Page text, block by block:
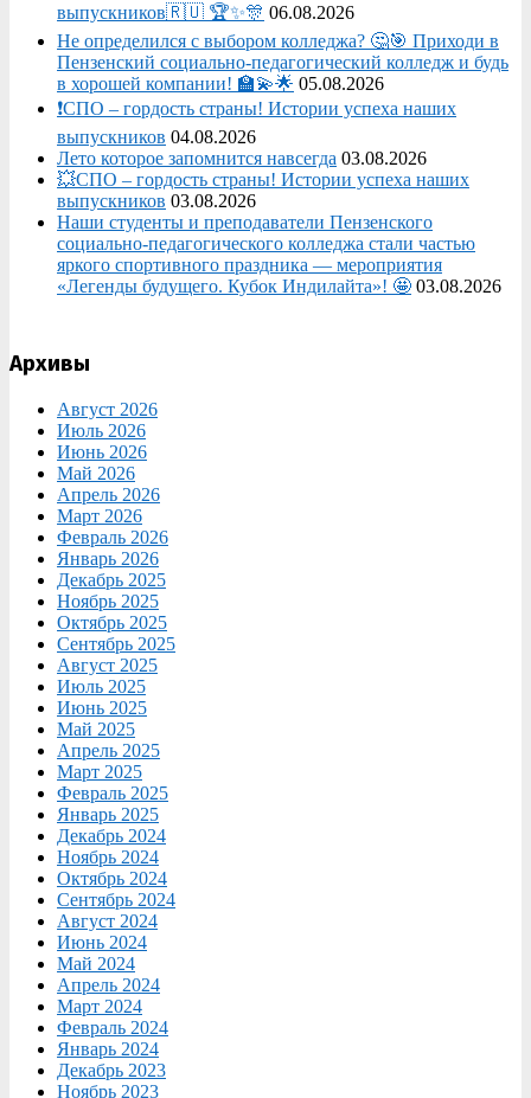
выпускников🇷🇺 🏆✨🎊 06.08.2026
Не определился с выбором колледжа? 🤔🎯 Приходи в
Пензенский социально-педагогический колледж и будь
в хорошей компании! 🏫💫🌟 05.08.2026
❗СПО – гордость страны! Истории успеха наших
выпускников 04.08.2026
Лето которое запомнится навсегда 03.08.2026
💥СПО – гордость страны! Истории успеха наших
выпускников 03.08.2026
Наши студенты и преподаватели Пензенского
социально‑педагогического колледжа стали частью
яркого спортивного праздника — мероприятия
«Легенды будущего. Кубок Индилайта»! 🤩 03.08.2026
Архивы
Август 2026
Июль 2026
Июнь 2026
Май 2026
Апрель 2026
Март 2026
Февраль 2026
Январь 2026
Декабрь 2025
Ноябрь 2025
Октябрь 2025
Сентябрь 2025
Август 2025
Июль 2025
Июнь 2025
Май 2025
Апрель 2025
Март 2025
Февраль 2025
Январь 2025
Декабрь 2024
Ноябрь 2024
Октябрь 2024
Сентябрь 2024
Август 2024
Июнь 2024
Май 2024
Апрель 2024
Март 2024
Февраль 2024
Январь 2024
Декабрь 2023
Ноябрь 2023